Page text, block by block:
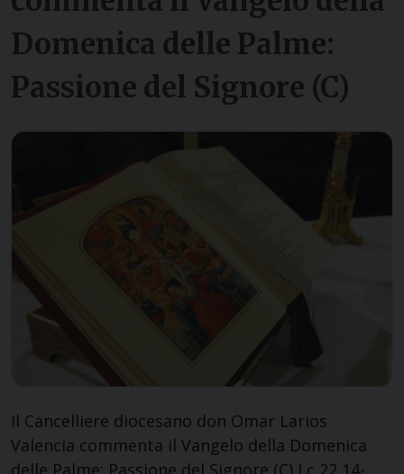
Domenica delle Palme:
Passione del Signore (C)
Il Cancelliere diocesano don Omar Larios
Valencia commenta il Vangelo della Domenica
delle Palme: Passione del Signore (C) Lc 22,14-